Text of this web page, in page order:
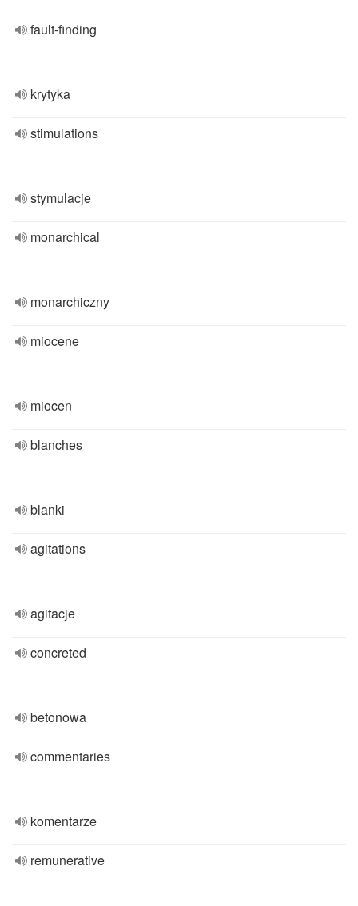
fault-finding
krytyka
stimulations
stymulacje
monarchical
monarchiczny
miocene
miocen
blanches
blanki
agitations
agitacje
concreted
betonowa
commentaries
komentarze
remunerative